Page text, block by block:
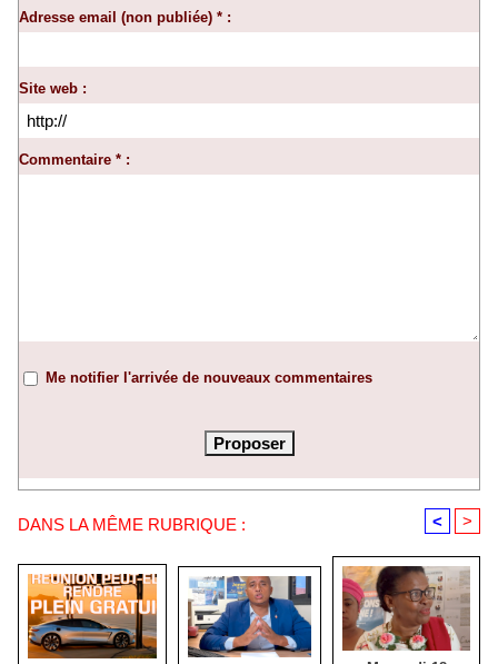
Adresse email (non publiée) * :
Site web :
Commentaire * :
Me notifier l'arrivée de nouveaux commentaires
DANS LA MÊME RUBRIQUE : < >